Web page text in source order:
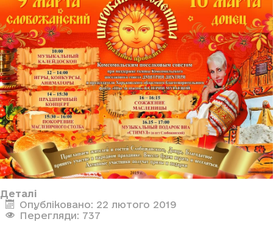
Деталі
Опубліковано: 22 лютого 2019
Перегляди: 737